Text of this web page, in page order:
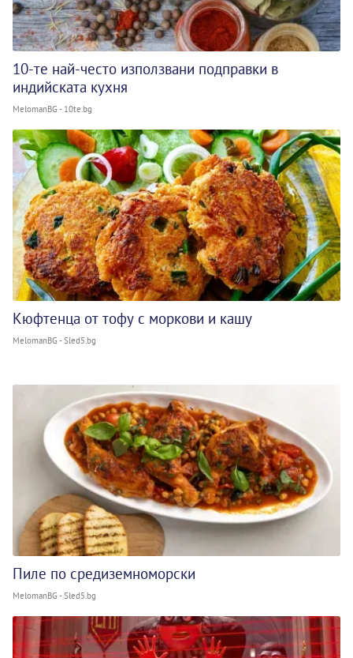
10-те най-често използвани подправки в
индийската кухня
MelomanBG - 10te.bg
Кюфтенца от тофу с моркови и кашу
MelomanBG - Sled5.bg
Пиле по средиземноморски
MelomanBG - Sled5.bg